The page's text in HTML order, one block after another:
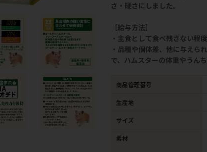
さ・硬さにしました。
［給与方法］
・主食として食べ残さない程
・品種や個体差、他に与えら
で、ハムスターの体重やうん
商品管理番号
生産地
サイズ
素材